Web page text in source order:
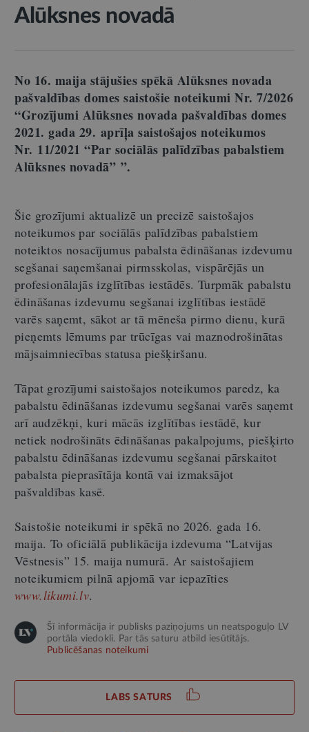
Alūksnes novadā
No 16. maija stājušies spēkā Alūksnes novada
pašvaldības domes saistošie noteikumi Nr. 7/2026
“Grozījumi Alūksnes novada pašvaldības domes
2021. gada 29. aprīļa saistošajos noteikumos
Nr. 11/2021 “Par sociālās palīdzības pabalstiem
Alūksnes novadā” ”.
Šie grozījumi aktualizē un precizē saistošajos
noteikumos par sociālās palīdzības pabalstiem
noteiktos nosacījumus pabalsta ēdināšanas izdevumu
segšanai saņemšanai pirmsskolas, vispārējās un
profesionālajās izglītības iestādēs. Turpmāk pabalstu
ēdināšanas izdevumu segšanai izglītības iestādē
varēs saņemt, sākot ar tā mēneša pirmo dienu, kurā
pieņemts lēmums par trūcīgas vai maznodrošinātas
mājsaimniecības statusa piešķiršanu.
Tāpat grozījumi saistošajos noteikumos paredz, ka
pabalstu ēdināšanas izdevumu segšanai varēs saņemt
arī audzēkņi, kuri mācās izglītības iestādē, kur
netiek nodrošināts ēdināšanas pakalpojums, piešķirto
pabalstu ēdināšanas izdevumu segšanai pārskaitot
pabalsta pieprasītāja kontā vai izmaksājot
pašvaldības kasē.
Saistošie noteikumi ir spēkā no 2026. gada 16.
maija. To oficiālā publikācija izdevuma “Latvijas
Vēstnesis” 15. maija numurā. Ar saistošajiem
noteikumiem pilnā apjomā var iepazīties
www.likumi.lv.
Šī informācija ir publisks paziņojums un neatspoguļo LV
portāla viedokli. Par tās saturu atbild iesūtītājs.
Publicēšanas noteikumi
LABS SATURS